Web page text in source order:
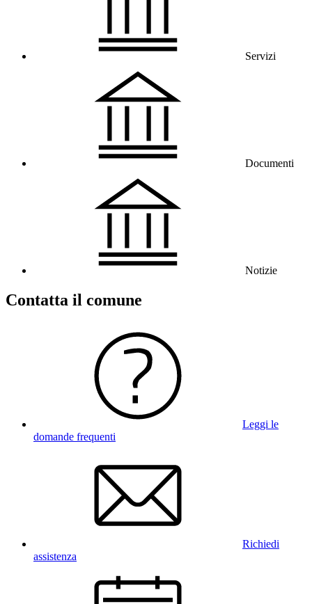
Servizi
Documenti
Notizie
Contatta il comune
Leggi le
domande frequenti
Richiedi
assistenza